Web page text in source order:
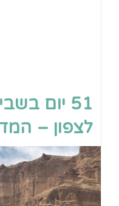
51 יום
לצפון –